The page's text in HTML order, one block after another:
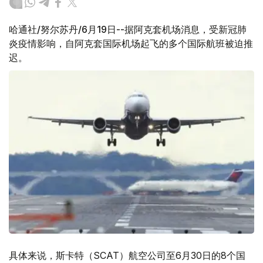
哈通社/努尔苏丹/6月19日--据阿克套机场消息，受新冠肺
炎疫情影响，自阿克套国际机场起飞的多个国际航班被迫推
迟。
具体来说，斯卡特（SCAT）航空公司至6月30日的8个国